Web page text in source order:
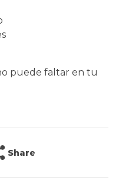
puede faltar en tu
Share